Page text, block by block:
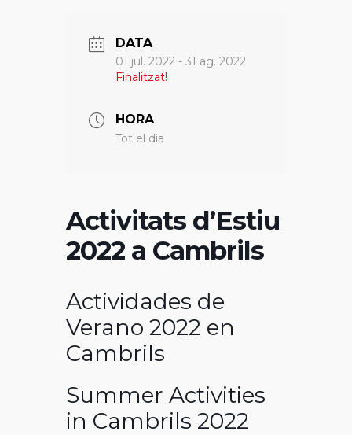
DATA
01 jul. 2022 - 31 ag. 2022
Finalitzat!
HORA
Tot el dia
Activitats d’Estiu
2022 a Cambrils
Actividades de
Verano 2022 en
Cambrils
Summer Activities
in Cambrils 2022